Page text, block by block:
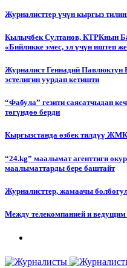
Журналисттер үчүн кыргыз
Кылычбек Султанов, КТРКнын
«Бийликке эмес, эл үчүн иштеп
Журналист Геннадий Павлюктун
эстелигин уурдап кетишти
“Фабула” гезити саясатчыдан
төгүндөө берди
Кыргызстанда өзбек тилдүү
“24.kg” маалымат агенттиги
маалыматтарды бере баштайт
Журналисттер, жамаачы
Между телекомпанией и ведущим